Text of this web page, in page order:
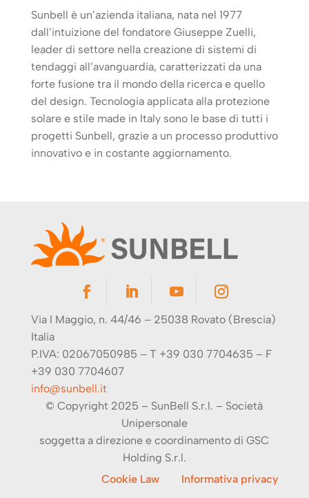
Sunbell è un’azienda italiana, nata nel 1977
dall’intuizione del fondatore Giuseppe Zuelli,
leader di settore nella creazione di sistemi di
tendaggi all’avanguardia, caratterizzati da una
forte fusione tra il mondo della ricerca e quello
del design. Tecnologia applicata alla protezione
solare e stile made in Italy sono le base di tutti i
progetti Sunbell, grazie a un processo produttivo
innovativo e in costante aggiornamento.
Via I Maggio, n. 44/46 – 25038 Rovato (Brescia)
Italia
P.IVA: 02067050985 – T +39 030 7704635 – F
+39 030 7704607
info@sunbell.it
© Copyright 2025 – SunBell S.r.l. – Società
Unipersonale
soggetta a direzione e coordinamento di GSC
Holding S.r.l.
informativa privacy
Cookie Law